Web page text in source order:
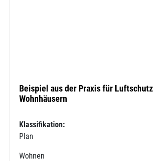
Beispiel aus der Praxis für
Wohnhäusern
Klassifikation:
Plan
Wohnen